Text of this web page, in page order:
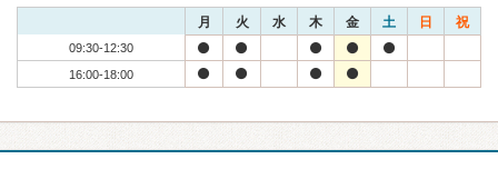
月 火 水 木 金 土 日 祝
09:30-12:30
16:00-18:00